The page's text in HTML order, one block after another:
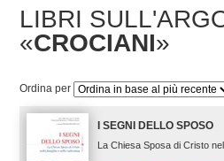
LIBRI
«CROCIANI»
Ordina per
I SEGNI DELLO SPOSO
La Chiesa Sposa di Cristo